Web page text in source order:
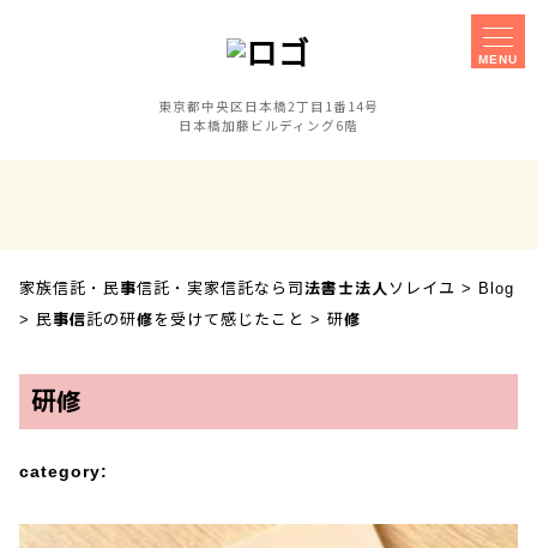
東京都中央区日本橋2丁目1番14号
日本橋加藤ビルディング6階
セミナー
お客様の声 採用案内
MENU
家族信託・民事信託・実家信託なら司法書士法人ソレイユ > Blog
> 民事信託の研修を受けて感じたこと > 研修
研修
category: